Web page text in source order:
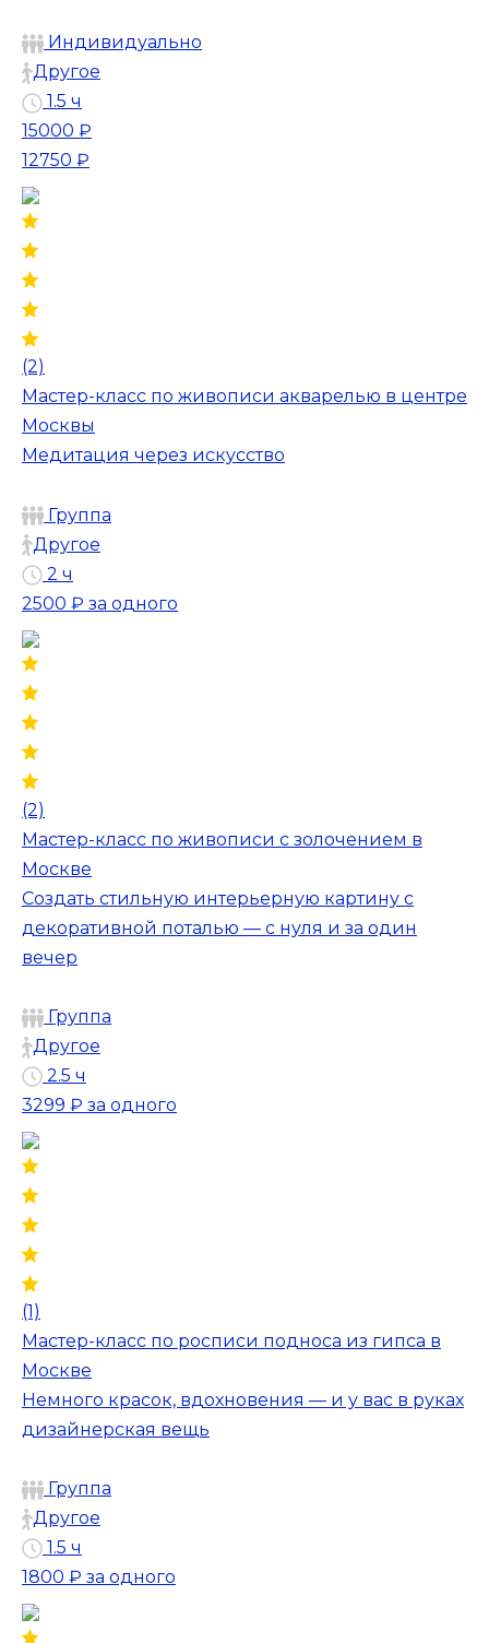
Индивидуально
Другое
1.5 ч
15000 ₽
12750 ₽
(2)
Мастер-класс по живописи акварелью в центре
Москвы
Медитация через искусство
Группа
Другое
2 ч
2500 ₽ за одного
(2)
Мастер-класс по живописи с золочением в
Москве
Создать стильную интерьерную картину с
декоративной поталью — с нуля и за один
вечер
Группа
Другое
2.5 ч
3299 ₽ за одного
(1)
Мастер-класс по росписи подноса из гипса в
Москве
Немного красок, вдохновения — и у вас в руках
дизайнерская вещь
Группа
Другое
1.5 ч
1800 ₽ за одного